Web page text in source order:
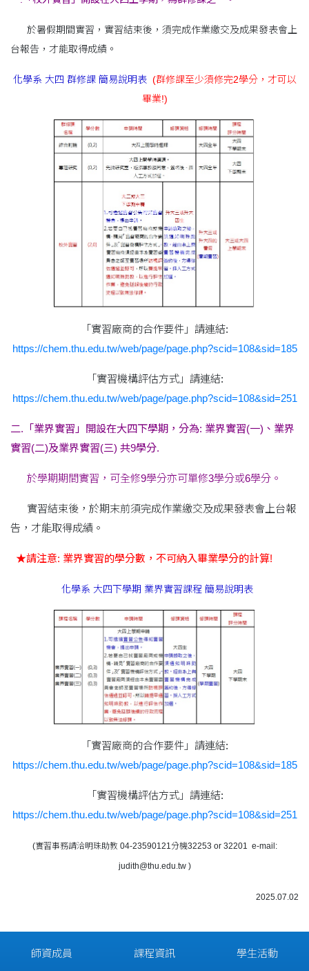
於暑假期間實習，實習結束後，須完成作業繳交及成果發表會上
台報告，才能取得成績。
化學系 大四 群修課 簡易說明表 (群修課至少須修完2學分，才可以
畢業!)
「實習廠商的合作要件」請連結:
https://chem.thu.edu.tw/web/page/page.php?scid=108&sid=185
「實習機構評估方式」請連結:
https://chem.thu.edu.tw/web/page/page.php?scid=108&sid=251
二.「業界實習」開設在大四下學期，分為: 業界實習(一)、業界
實習(二)及業界實習(三) 共9學分.
於學期期間實習，可全修9學分亦可單修3學分或6學分。
實習結束後，於期末前須完成作業繳交及成果發表會上台報
告，才能取得成績。
★請注意: 業界實習的學分數，不可納入畢業學分的計算!
化學系 大四下學期 業界實習課程 簡易說明表
「實習廠商的合作要件」請連結:
https://chem.thu.edu.tw/web/page/page.php?scid=108&sid=185
「實習機構評估方式」請連結:
https://chem.thu.edu.tw/web/page/page.php?scid=108&sid=251
(實習事務請洽明珠助教 04-23590121分機32253 or 32201 e-mail:
judith@thu.edu.tw )
2025.07.02
師資成員 課程資訊 學生活動